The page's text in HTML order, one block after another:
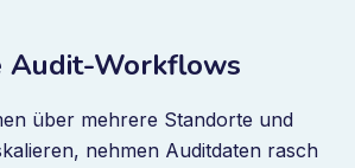
Workflows
über mehrere Standorte und
nehmen Auditdaten rasch